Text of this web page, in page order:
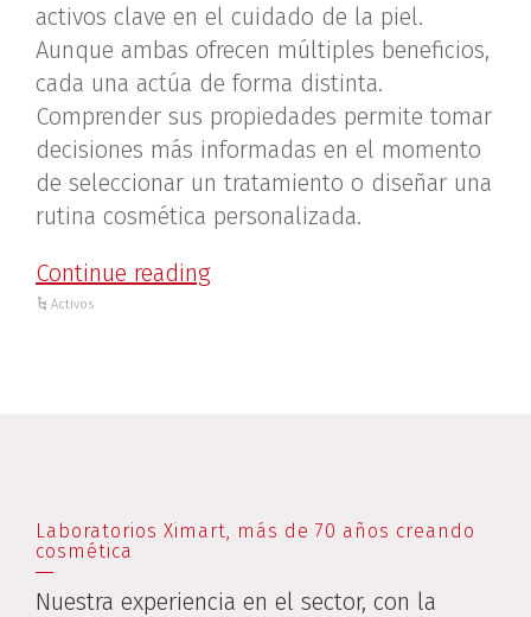
activos clave en el cuidado de la piel.
Aunque ambas ofrecen múltiples beneficios,
cada una actúa de forma distinta.
Comprender sus propiedades permite tomar
decisiones más informadas en el momento
de seleccionar un tratamiento o diseñar una
rutina cosmética personalizada.
Continue reading
Activos
Laboratorios Ximart, más de 70 años creando
cosmética
Nuestra experiencia en el sector, con la